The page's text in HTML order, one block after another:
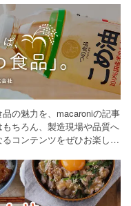
の魅力を、macaroniの記事
ちろん、製造現場や品質へ
コンテンツをぜひお楽しみ